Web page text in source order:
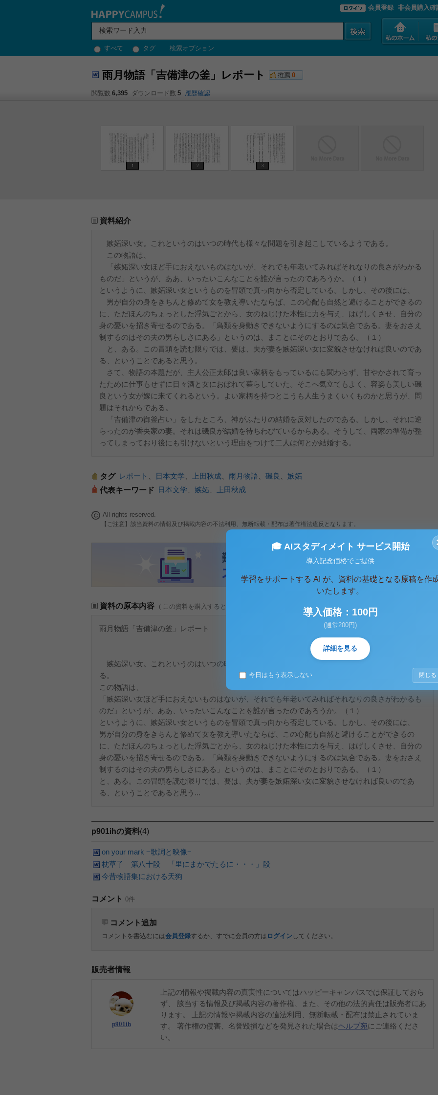
すべて タグ 検索オプション
会員登録 非会員購入確
雨月物語「吉備津の釜」レポート 推薦 0
閲覧数 6,395 ダウンロード数 5 履歴確認
1 2 3
資料紹介
嫉妬深い女。これというのはいつの時代も様々な問題を引き起こしているようである。
この物語は、
「嫉妬深い女ほど手におえないものはないが、それでも年老いてみればそれなりの良さがわかる
ものだ」というが、ああ、いったいこんなことを誰が言ったのであろうか。（１）
というように、嫉妬深い女というものを冒頭で真っ向から否定している。しかし、その後には、
男が自分の身をきちんと修めて女を教え導いたならば、この心配も自然と避けることができるの
に、ただほんのちょっとした浮気ごとから、女のねじけた本性に力を与え、はげしくさせ、自分の
身の憂いを招き寄せるのである。「鳥類を身動きできないようにするのは気合である。妻をおさえ
制するのはその夫の男らしさにある」というのは、まことにそのとおりである。（１）
と、ある。この冒頭を読む限りでは、要は、夫が妻を嫉妬深い女に変貌させなければ良いのであ
る、ということであると思う。
さて、物語の本題だが、主人公正太郎は良い家柄をもっているにも関わらず、甘やかされて育っ
たために仕事もせずに日々酒と女におぼれて暮らしていた。そこへ気立てもよく、容姿も美しい磯
良という女が嫁に来てくれるという。よい家柄を持つとこうも人生うまくいくものかと思うが、問
題はそれからである。
「吉備津の御釜占い」をしたところ、神がふたりの結婚を反対したのである。しかし、それに逆
らったのが香央家の妻。それは磯良が結婚を待ちわびているからある。そうして、両家の準備が整
ってしまっており後にも引けないという理由をつけて二人は何とか結婚する。
タグ レポート 日本文学 上田秋成 雨月物語 磯良
嫉妬
代表キーワード 日本文学 嫉妬 上田秋成
All rights reserved.
【ご注意】該当資料の情報及び掲載内容の不法利用、無断転載・配布は著作権法違反となります。
資料の原本内容 ( この資料を購入すると、テキストデータがみえます。 )
雨月物語「吉備津の釜」レポート
嫉妬深い女。これというのはいつの時代も様々な問題を引き起こしているようであ
る。
この物語は、
「嫉妬深い女ほど手におえないものはないが、それでも年老いてみればそれなりの良さがわかるも
のだ」というが、ああ、いったいこんなことを誰が言ったのであろうか。（１）
というように、嫉妬深い女というものを冒頭で真っ向から否定している。しかし、その後には、
男が自分の身をきちんと修めて女を教え導いたならば、この心配も自然と避けることができるの
に、ただほんのちょっとした浮気ごとから、女のねじけた本性に力を与え、はげしくさせ、自分の
身の憂いを招き寄せるのである。「鳥類を身動きできないようにするのは気合である。妻をおさえ
制するのはその夫の男らしさにある」というのは、まことにそのとおりである。（１）
と、ある。この冒頭を読む限りでは、要は、夫が妻を嫉妬深い女に変貌させなければ良いのであ
る、ということであると思う...
p901ihの資料(4)
on your mark −歌詞と映像−
枕草子 第八十段 「里にまかでたるに・・・」段
今昔物語集における天狗
コメント 0件
コメント追加
コメントを書込むには会員登録するか、すでに会員の方は ログイン してください。
販売者情報
p901ih
上記の情報や掲載内容の真実性についてはハッピーキャンパスでは保証しておら
ず、 該当する情報及び掲載内容の著作権、また、その他の法的責任は販売者にあ
ります。 上記の情報や掲載内容の違法利用、無断転載・配布は禁止されていま
す。 著作権の侵害、名誉毀損などを発見された場合はヘルプ宛にご連絡くださ
い。
🎓 AIスタディメイト サービス開始
導入記念価格でご提供
学習をサポートする AI が、資料の基礎となる原稿を作
いたします。
導入価格：100円
(通常200円)
詳細を見る
今日はもう表示しない 閉じる